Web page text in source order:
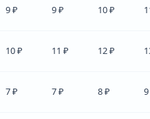
9 ₽ 9 ₽ 10 ₽
10 ₽ 11 ₽ 12 ₽
7 ₽ 7 ₽ 8 ₽